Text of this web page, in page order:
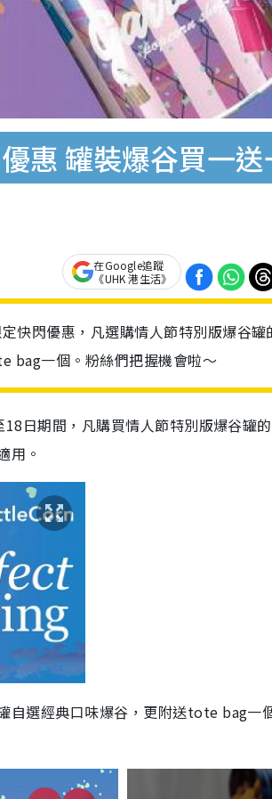
惠 罐裝爆谷買一送
在Google追蹤
《UHK 港生活》
快閃優惠，凡選購情人節特別版爆谷罐
bag一個。粉絲們把握機會啦～
日期間，凡購買情人節特別版爆谷罐
用。
自選經典口味爆谷，更附送tote bag一